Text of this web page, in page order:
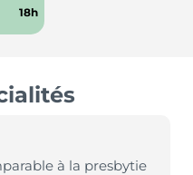
18h
à la presbytie